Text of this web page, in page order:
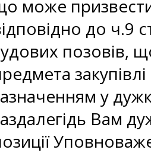
може
до ч.9
позовів,
у
Вам